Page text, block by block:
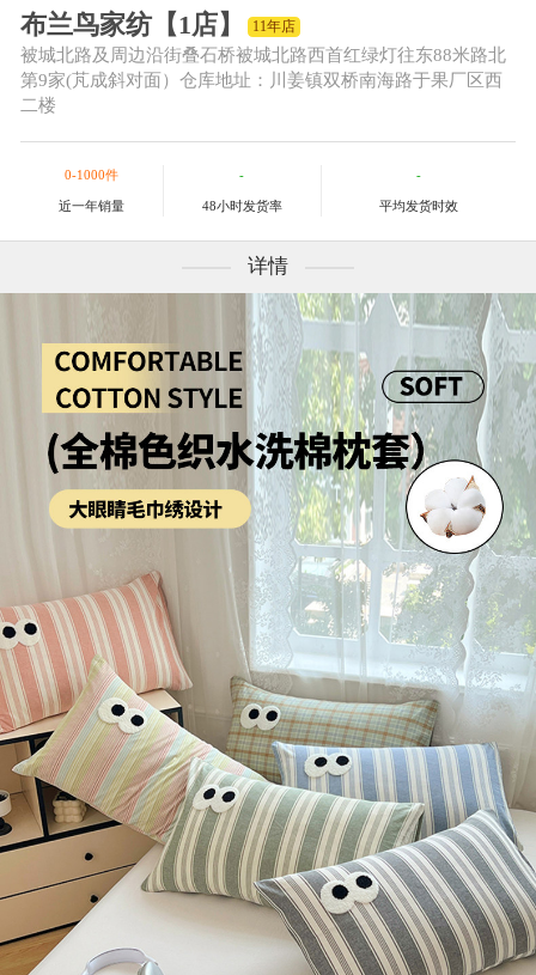
布兰鸟家纺【1店】 11年店
被城北路及周边沿街叠石桥被城北路西首红绿灯往东88米路北
第9家(芃成斜对面）仓库地址：川姜镇双桥南海路于果厂区西
二楼
0-1000件
近一年销量
-
48小时发货率
-
平均发货时效
详情